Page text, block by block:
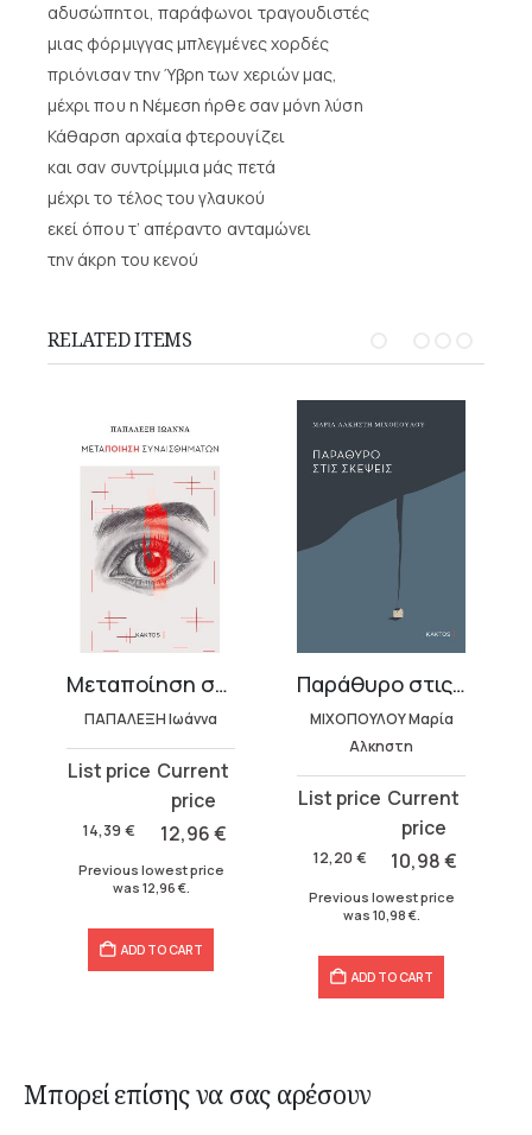
αδυσώπητοι, παράφωνοι τραγουδιστές
μιας φόρμιγγας μπλεγμένες χορδές
πριόνισαν την Ύβρη των χεριών μας,
μέχρι που η Νέμεση ήρθε σαν μόνη λύση
Κάθαρση αρχαία φτερουγίζει
και σαν συντρίμμια μάς πετά
μέχρι το τέλος του γλαυκού
εκεί όπου τ’ απέραντο ανταμώνει
την άκρη του κενού
RELATED ITEMS
Μεταποίηση συναισθημάτων
ΠΑΠΑΛΕΞΗ Ιωάννα
14,39 €
Original
was:
12,96€
Current
is:
Previous lowest price
was 12,96 €.
ADD TO CART
Παράθυρο στις σκέψεις
ΜΙΧΟΠΟΥΛΟΥ Μαρία
Αλκηστη
12,20 €
Original
was:
10,98€
Current
is:
Previous lowest price
was 10,98 €.
ADD TO CART
Μπορεί επίσης να σας αρέσουν